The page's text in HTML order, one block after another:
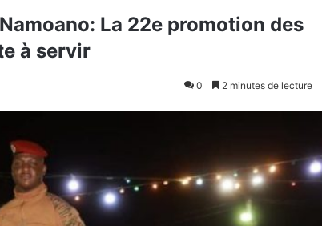
La 22e promotion des
à servir
0 2 minutes de lecture